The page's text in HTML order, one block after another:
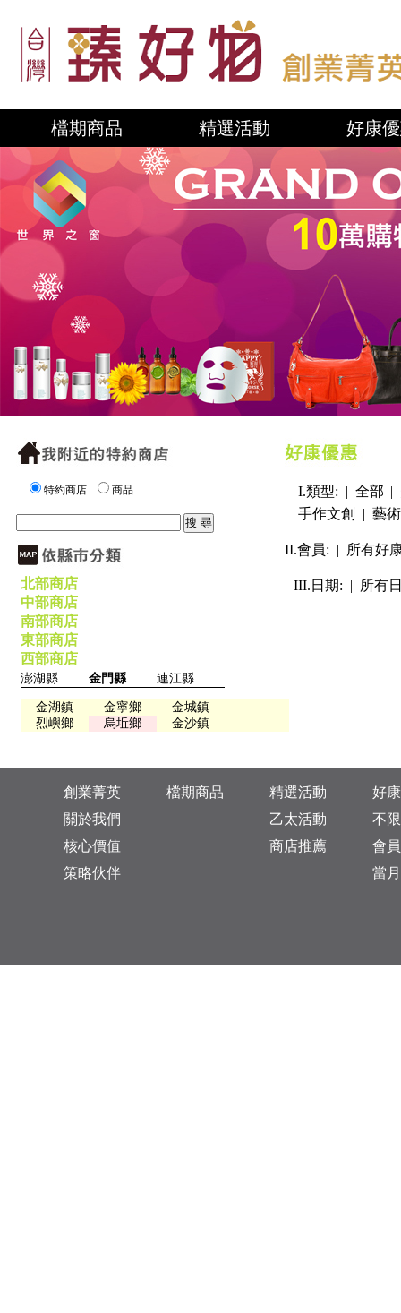
檔期商品 精選活動 好康
特約商店 商品
北部商店
中部商店
南部商店
東部商店
西部商店
澎湖縣 金門縣 連江縣
金湖鎮 金寧鄉
金城鎮
烈嶼鄉
烏坵鄉 金沙鎮
I.類型: | 全部 |
手作文創
| 藝
II.會員: | 所有好
III.日期: | 所有
創業菁英
關於我們
核心價值
策略伙伴
檔期商品
精選活動
乙太活動
商店推薦
好
不
會
當